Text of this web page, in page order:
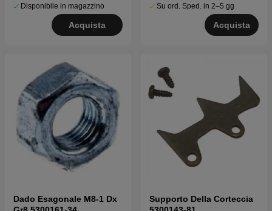
Disponibile in magazzino
Acquista
Su ord. Sped. in 2–5 gg
Acquista
Dado Esagonale M8-1 Dx
Supporto Della Corteccia